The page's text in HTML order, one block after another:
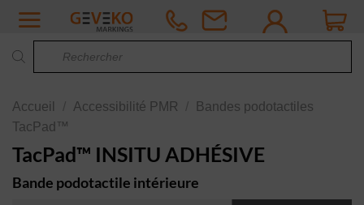
Passer
contenu
Accueil Accessibilité PMR
Bandes podotactiles
TacPad™
TacPad™ INSITU ADHÉSIVE
Bande podotactile intérieure